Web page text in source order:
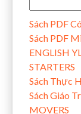
Sách PDF
Sách PDF
ENGLISH
STARTERS
Sách Thực
Sách Giáo
MOVERS